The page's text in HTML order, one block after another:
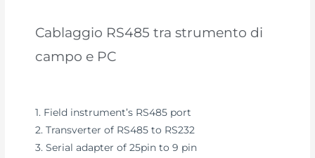
Cablaggio RS485 tra strumento di
campo e PC
1. Field instrument’s RS485 port
2. Transverter of RS485 to RS232
3. Serial adapter of 25pin to 9 pin